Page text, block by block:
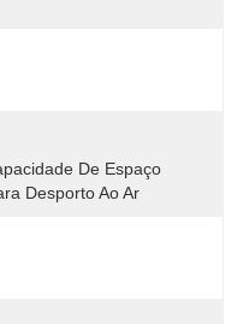
De Espaço
Desporto Ao Ar